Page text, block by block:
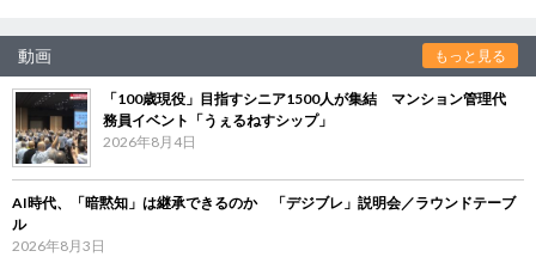
動画 もっと見る
「100歳現役」目指すシニア1500人が集結 マンション管理代
務員イベント「うぇるねすシップ」
2026年8月4日
AI時代、「暗黙知」は継承できるのか 「デジブレ」説明会／ラウンドテーブ
ル
2026年8月3日